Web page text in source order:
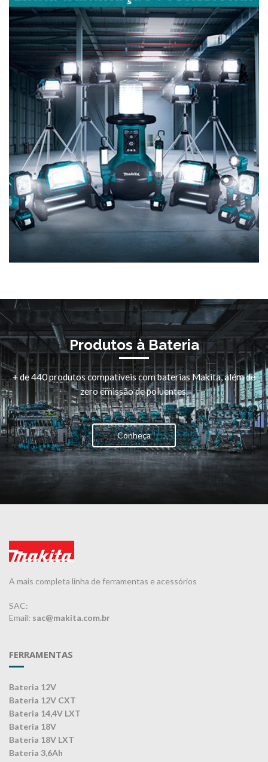
Produtos à Bateria
+ de 440 produtos compatíveis com baterias Makita, além de
zero emissão de poluentes.
Conheça
A mais completa linha de ferramentas e acessórios
SAC:
Email: sac@makita.com.br
FERRAMENTAS
Bateria 12V
Bateria 12V CXT
Bateria 14,4V LXT
Bateria 18V
Bateria 18V LXT
Bateria 3,6Ah